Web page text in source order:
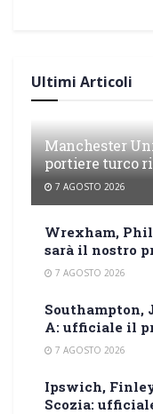
Ultimi Articoli
Manchester
portiere turco
7 AGOSTO 2026
Wrexham, Phil
sarà il nostro
7 AGOSTO 2026
Southampton,
A: ufficiale il
7 AGOSTO 2026
Ipswich,
Scozia: